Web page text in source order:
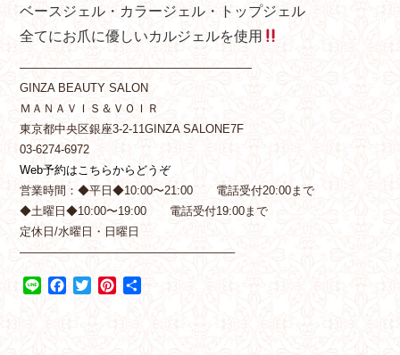
ベースジェル・カラージェル・トップジェル
全てにお爪に優しいカルジェルを使用
————————————————————
GINZA BEAUTY SALON
ＭＡＮＡＶＩＳ＆ＶＯＩＲ
東京都中央区銀座3-2-11GINZA SALONE7F
03-6274-6972
Web予約はこちらからどうぞ
営業時間：◆平日◆10:00〜21:00 電話受付20:00まで
◆土曜日◆10:00〜19:00 電話受付19:00まで
定休日/水曜日・日曜日
——————————————————–
Line Facebook
TwitterPinterest